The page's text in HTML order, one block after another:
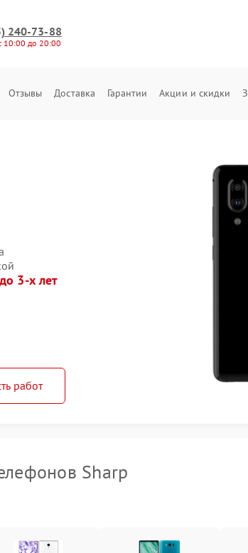
240-73-88
10:00 до 20:00
Отзывы Доставка Гарантии Акции и скидки
до 3-х лет
работ
Sharp